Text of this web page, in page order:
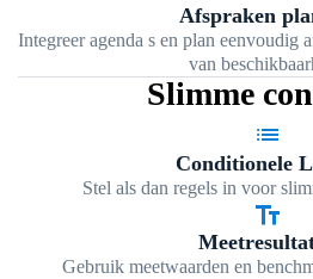
Afspraken
Integreer agenda s en plan eenvoudig
van
Slimme
list
Conditionele
Stel als dan regels in voor
text_fields
Gebruik meetwaarden en